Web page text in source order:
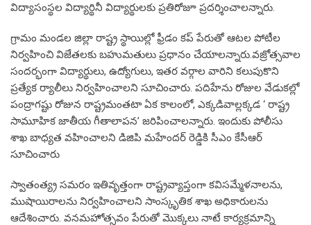
విద్యాసంస్థల విద్యార్థినీ విద్యార్థులకు ప్రతిరోజూ ప్రదర్శించాలన్నారు.
గ్రామం మండల జిల్లా రాష్ట్ర స్థాయిల్లో ఫ్రీడం కప్ పేరుతో ఆటల పోటీల
నిర్వహించి విజేతలకు బహుమతులు ప్రధానం చేయాలన్నారు.వజ్రోత్సవాల
సందర్భంగా విద్యార్థులు, ఉద్యోగులు, ఇతర వర్గాల వారిని కలుపుకొని
ప్రత్యేక ర్యాలీలు నిర్వహించాలని సూచించారు. పదిహేను రోజుల వేడుకల్లో
పంద్రాగష్టు రోజున రాష్ట్రమంతటా ఏక కాలంలో, ఎక్కడివాల్లక్కడ ‘ రాష్ట్ర
సామూహిక జాతీయ గీతాలాపన’ జరిపించాలన్నారు. ఇందుకు పోలీసు
శాఖ బాధ్యత వహించాలని డిజిపి మహేందర్ రెడ్డికి సీఎం కేసీఆర్
సూచించారు
స్వాతంత్య్ర సమరం ఇతివృత్తంగా రాష్ట్రవ్యాప్తంగా కవిసమ్మేళనాలను,
ముషాయిరాలను నిర్వహించాలని సాంస్కృతిక శాఖ అధికారులను
ఆదేశించారు. వనమహోత్సవం పేరుతో మొక్కలు నాటే కార్యక్రమాన్ని